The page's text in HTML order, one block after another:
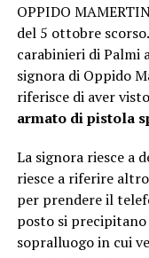
OPPIDO
del 5 ottobre
carabinieri di Palmi
signora di Oppido
riferisce di aver
armato di pistola
La signora riesce a
riesce a riferire
per prendere il
posto si
sopralluogo in cui